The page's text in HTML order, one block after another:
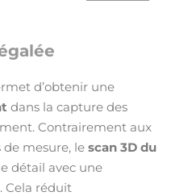
d’obtenir une
dans la capture des
Contrairement aux
mesure, le scan 3D du
détail avec une
Cela réduit